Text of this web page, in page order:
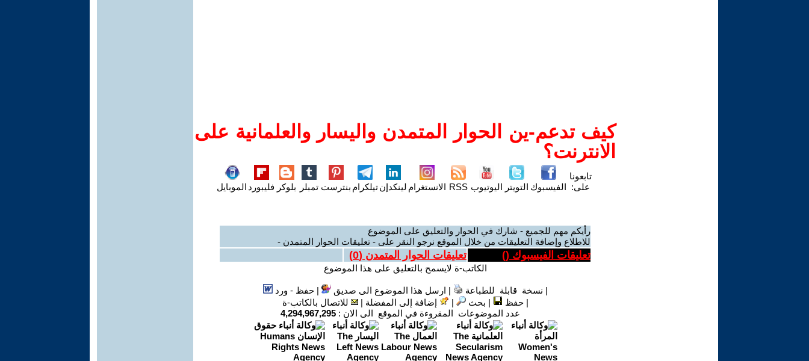
كيف تدعم-ين الحوار المتمدن واليسار والعلمانية على
الانترنت؟
تابعونا
على: الفيسبوك التويتر اليوتيوب RSS الانستغرام لينكدإنتيلكرام بنترست تمبلر بلوكر فليبورد الموبايل
رأيكم مهم للجميع - شارك في الحوار والتعليق على الموضوع
للاطلاع وإضافة التعليقات من خلال الموقع نرجو النقر على - تعليقات الحوار المتمدن -
تعليقات الفيسبوك () تعليقات الحوار المتمدن (0
)
الكاتب-ة لايسمح بالتعليق على هذا الموضوع
| نسخة قابلة للطباعة | ارسل هذا الموضوع الى صديق |حفظ - ورد
|حفظ | بحث | إضافة إلى المفضلة |
للاتصال بالكاتب-ة
عدد الموضوعات المقروءة في الموقع الى الان : 4,294,967,295